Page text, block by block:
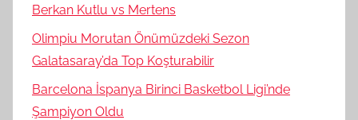
Berkan Kutlu vs Mertens
Olimpiu Morutan Önümüzdeki Sezon
Galatasaray’da Top Koşturabilir
Barcelona İspanya Birinci Basketbol Ligi’nde
Şampiyon Oldu